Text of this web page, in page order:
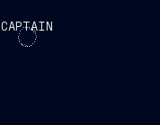
CAPTAIN